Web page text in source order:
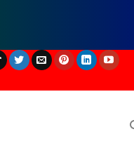
ini aja klik disini